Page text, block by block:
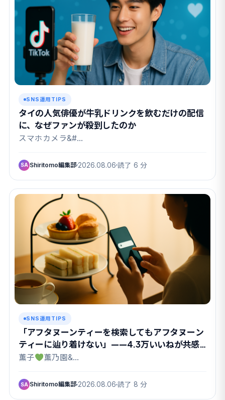
SNS運用TIPS
タイの人気俳優が牛乳ドリンクを飲むだけの配信
に、なぜファンが殺到したのか
スマホカメラ&#…
SA Shiritomo編集部 2026.08.06 読了 6 分
SNS運用TIPS
「アフタヌーンティーを検索してもアフタヌーン
ティーに辿り着けない」——4.3万いいねが共感
したX検索のクセ
薫子 薫乃園&…
SA Shiritomo編集部 2026.08.06 読了 8 分